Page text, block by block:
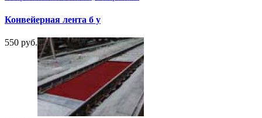
Конвейерная лента б у
550 руб.